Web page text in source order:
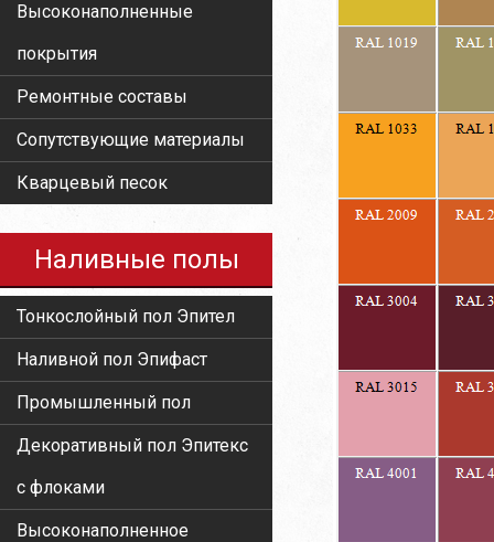
Высоконаполненные
покрытия
Ремонтные составы
Сопутствующие материалы
Кварцевый песок
Наливные полы
Тонкослойный пол Эпител
Наливной пол Эпифаст
Промышленный пол
Декоративный пол Эпитекс
с флоками
Высоконаполненное